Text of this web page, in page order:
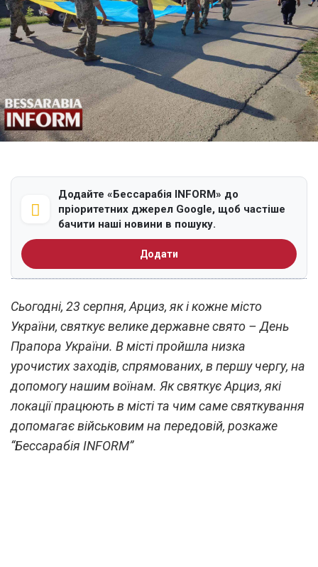
Додайте «Бессарабія INFORM» до
пріоритетних джерел Google, щоб частіше
бачити наші новини в пошуку.
Додати
Сьогодні, 23 серпня, Арциз, як і кожне місто
України, святкує велике державне свято – День
Прапора України. В місті пройшла низка
урочистих заходів, спрямованих, в першу чергу, на
допомогу нашим воїнам. Як святкує Арциз, які
локації працюють в місті та чим саме святкування
допомагає військовим на передовій, розкаже
“Бессарабія INFORM”